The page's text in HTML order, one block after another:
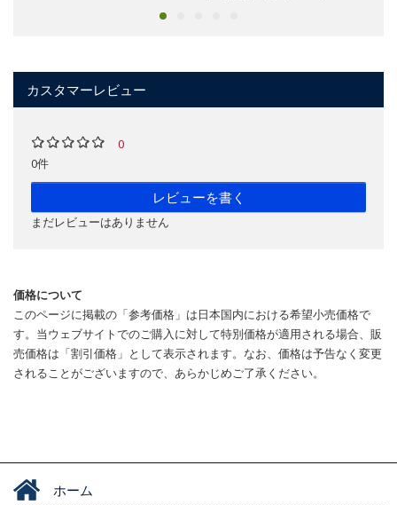
カスタマーレビュー
0
0件
レビューを書く
まだレビューはありません
価格について
このページに掲載の「参考価格」は日本国内における希望小売価格で
す。当ウェブサイトでのご購入に対して特別価格が適用される場合、販
売価格は「割引価格」として表示されます。なお、価格は予告なく変更
されることがございますので、あらかじめご了承ください。
ホーム